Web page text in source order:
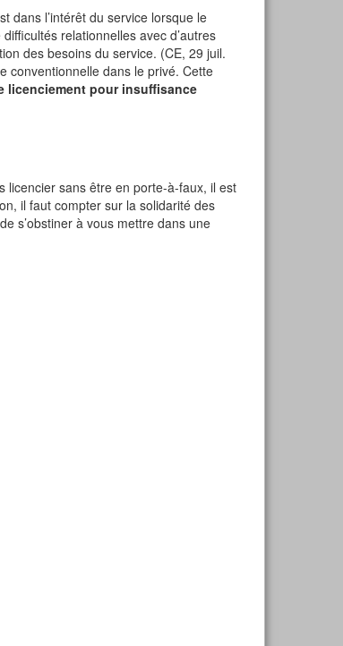
dans l’intérêt du service lorsque le
relationnelles avec d’autres
des besoins du service. (CE, 29 juil.
conventionnelle dans le privé. Cette
licenciement pour insuffisance
licencier sans être en porte-à-faux, il est
il faut compter sur la solidarité des
s’obstiner à vous mettre dans une